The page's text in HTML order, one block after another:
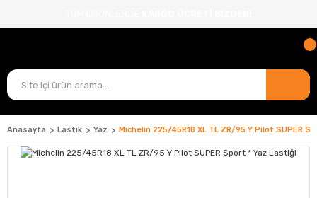
Anasayfa Lastik Yaz Michelin 225/45R18 XL TL ZR/95 Y Pilot SUPER